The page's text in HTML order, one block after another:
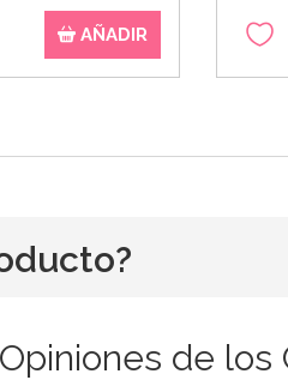
AÑADIR
Opiniones de los